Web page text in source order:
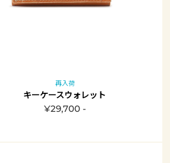
再入荷
キーケースウォレット
¥29,700 -